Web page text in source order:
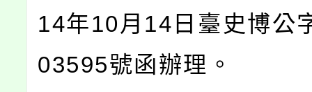
14年10月14日臺史博公
03595號函辦理。